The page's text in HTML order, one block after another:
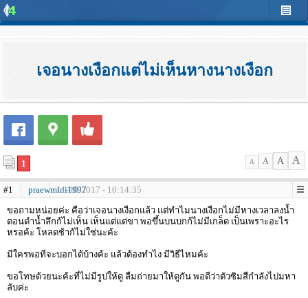
เจอนางเงือกแต่ไม่เห็นหางนางเงือก
1 A A A A
#1 praewmini199711-10-2017 - 10:14:35
ขอถามหน่อยค่ะ คือว่าเจอนางเงือกแล้ว แต่ทำไมนางเงือกไม่มีหางเวลาลงน้ำ
ตอนดำน้ำลึกก้ไม่เห็น เห็นแต่แต่ขา พอขึ้นบนบกก้ไม่มีเกล็ด เป็นเพราะอะไร
หรอค้ะ โหลดช้าก้ไม่ใช่นะค้ะ
มีใครพอทีจะบอกได้บ้างค้ะ แล้วต้องทำไง มีวิธีไหมค้ะ
ขอโทษด้วยนะค้ะที่ไม่มีรูปให้ดู ลืมถ่ายมาให้ดูกัน พอดีว่าตัวซิมสืกำลังไปมหา
ลับค่ะ